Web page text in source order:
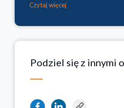
Czytaj więcej
Podziel się z innymi